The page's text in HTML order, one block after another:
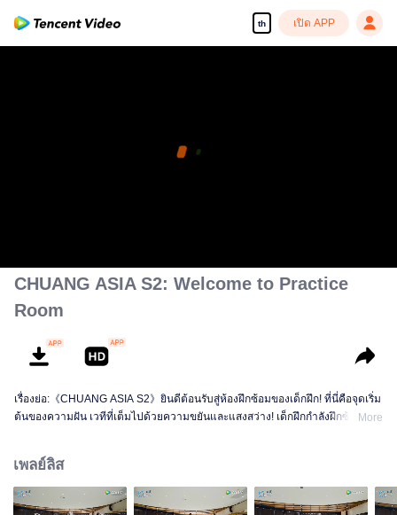
th เปิด APP
pay limit
เล่นบนแอป
CHUANG ASIA S2: Welcome to Practice
Room
เรื่องย่อ:《CHUANG ASIA S2》ยินดีต้อนรับสู่ห้องฝึกซ้อมของเด็กฝึก! ที่นี่คือจุดเริ่ม
ต้นของความฝัน เวทีที่เต็มไปด้วยความขยันและแสงสว่าง! เด็กฝึกกำลังฝึกซ้อม
ฝึกซ้อมของพวกเขามั้ย?
More
เพลย์ลิส